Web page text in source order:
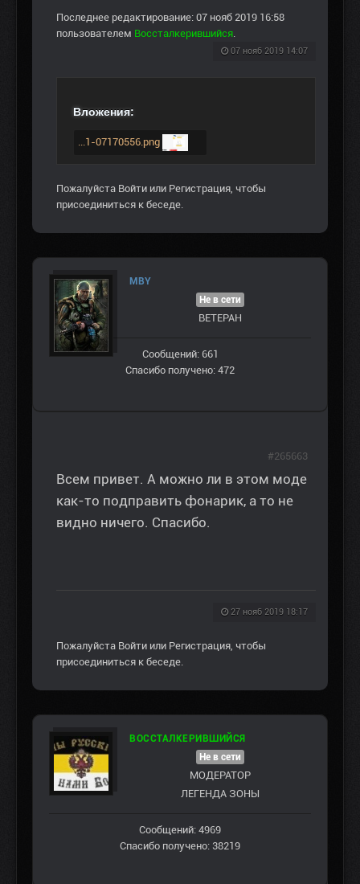
Последнее редактирование: 07 нояб 2019 16:58
пользователем Воссталкерившийся
07 нояб 2019 14:07
Вложения:
...1-07170556.png
Пожалуйста Войти или Регистрация , чтобы
присоединиться к беседе.
MBY
Не в сети
ВЕТЕРАН
Сообщений: 661
Спасибо получено: 472
Всем привет. А можно ли в этом моде
как-то подправить фонарик, а то не
видно ничего. Спасибо.
27 нояб 2019 18:17
#265663
Пожалуйста Войти или Регистрация , чтобы
присоединиться к беседе.
ВОССТАЛКЕРИВШИЙСЯ
Не в сети
МОДЕРАТОР
ЛЕГЕНДА ЗОНЫ
Сообщений: 4969
Спасибо получено: 38219